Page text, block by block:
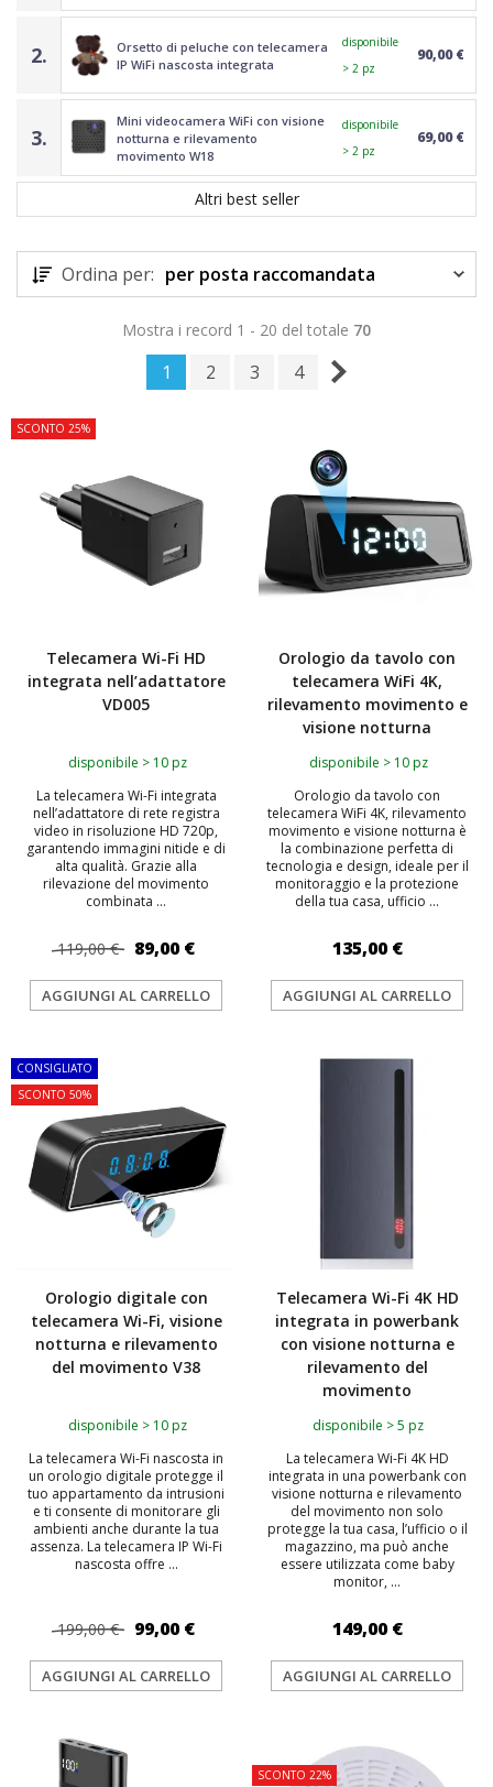
2.
Orsetto di peluche con telecamera
IP WiFi nascosta integrata
disponibile
> 2 pz
90,00 €
3.
Mini videocamera WiFi con visione
notturna e rilevamento
movimento W18
disponibile
> 2 pz
69,00 €
Altri best seller
Ordina per: per posta raccomandata
Mostra i record 1 - 20 del totale 70
1 2 3 4
SCONTO 25%
Telecamera Wi-Fi HD
integrata nell’adattatore
VD005
disponibile > 10 pz
La telecamera Wi-Fi integrata
nell’adattatore di rete registra
video in risoluzione HD 720p,
garantendo immagini nitide e di
alta qualità. Grazie alla
rilevazione del movimento
combinata ...
119,00 € 89,00 €
AGGIUNGI AL CARRELLO
Orologio da tavolo con
telecamera WiFi 4K,
rilevamento movimento e
visione notturna
disponibile > 10 pz
Orologio da tavolo con
telecamera WiFi 4K, rilevamento
movimento e visione notturna è
la combinazione perfetta di
tecnologia e design, ideale per il
monitoraggio e la protezione
della tua casa, ufficio ...
135,00 €
AGGIUNGI AL CARRELLO
CONSIGLIATO
SCONTO 50%
Orologio digitale con
telecamera Wi-Fi, visione
notturna e rilevamento
del movimento V38
disponibile > 10 pz
La telecamera Wi-Fi nascosta in
un orologio digitale protegge il
tuo appartamento da intrusioni
e ti consente di monitorare gli
ambienti anche durante la tua
assenza. La telecamera IP Wi-Fi
nascosta offre ...
199,00 € 99,00 €
AGGIUNGI AL CARRELLO
Telecamera Wi-Fi 4K HD
integrata in powerbank
con visione notturna e
rilevamento del
movimento
disponibile > 5 pz
La telecamera Wi-Fi 4K HD
integrata in una powerbank con
visione notturna e rilevamento
del movimento non solo
protegge la tua casa, l’ufficio o il
magazzino, ma può anche
essere utilizzata come baby
monitor, ...
149,00 €
AGGIUNGI AL CARRELLO
SCONTO 22%